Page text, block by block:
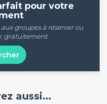
pour votre
groupes à réserver ou
gratuitement.
aussi...